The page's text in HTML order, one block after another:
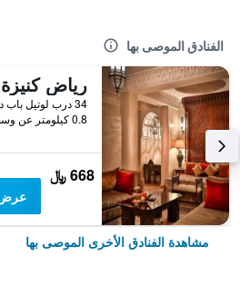
الفنادق الموصى بها
رياض كنيزة
0.8 كيلومتر عن وسط المدينة
668 ﷼
عرض
مشاهدة الفنادق الأخرى الموصى بها